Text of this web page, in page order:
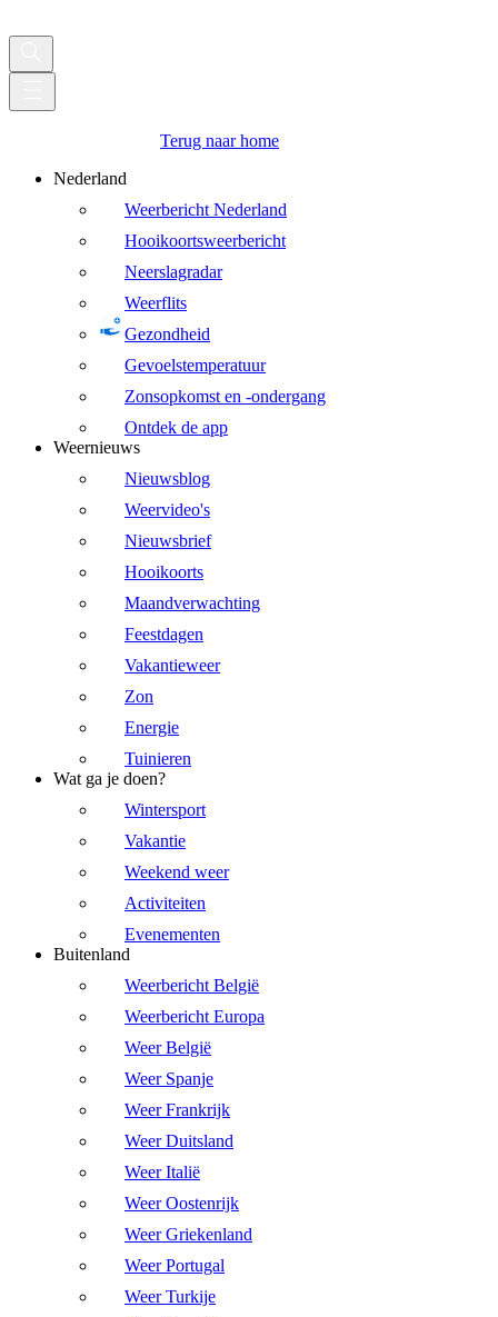
Terug naar home
Nederland
Weerbericht Nederland
Hooikoortsweerbericht
Neerslagradar
Weerflits
Gezondheid
Gevoelstemperatuur
Zonsopkomst en -ondergang
Ontdek de app
Weernieuws
Nieuwsblog
Weervideo's
Nieuwsbrief
Hooikoorts
Maandverwachting
Feestdagen
Vakantieweer
Zon
Energie
Tuinieren
Wat ga je doen?
Wintersport
Vakantie
Weekend weer
Activiteiten
Evenementen
Buitenland
Weerbericht België
Weerbericht Europa
Weer België
Weer Spanje
Weer Frankrijk
Weer Duitsland
Weer Italië
Weer Oostenrijk
Weer Griekenland
Weer Portugal
Weer Turkije